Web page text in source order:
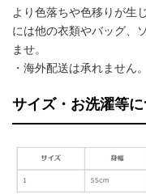
より色落ちや色移りが生
には他の衣類やバッグ、
ませ。
・海外配送は承れませ
サイズ・お洗濯等